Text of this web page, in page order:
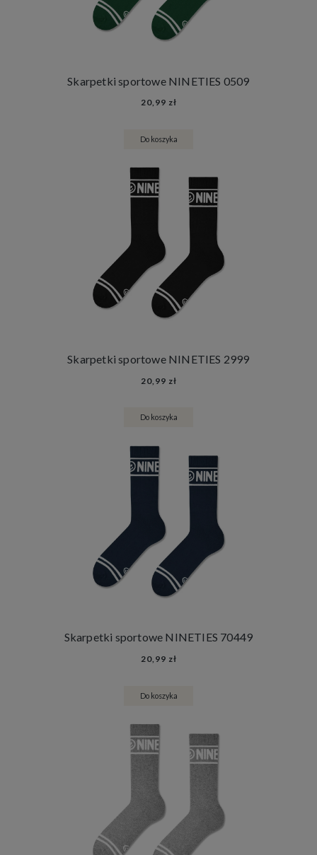
Skarpetki sportowe NINETIES 0509
20,99 zł
Do koszyka
Skarpetki sportowe NINETIES 2999
20,99 zł
Do koszyka
Skarpetki sportowe NINETIES 70449
20,99 zł
Do koszyka